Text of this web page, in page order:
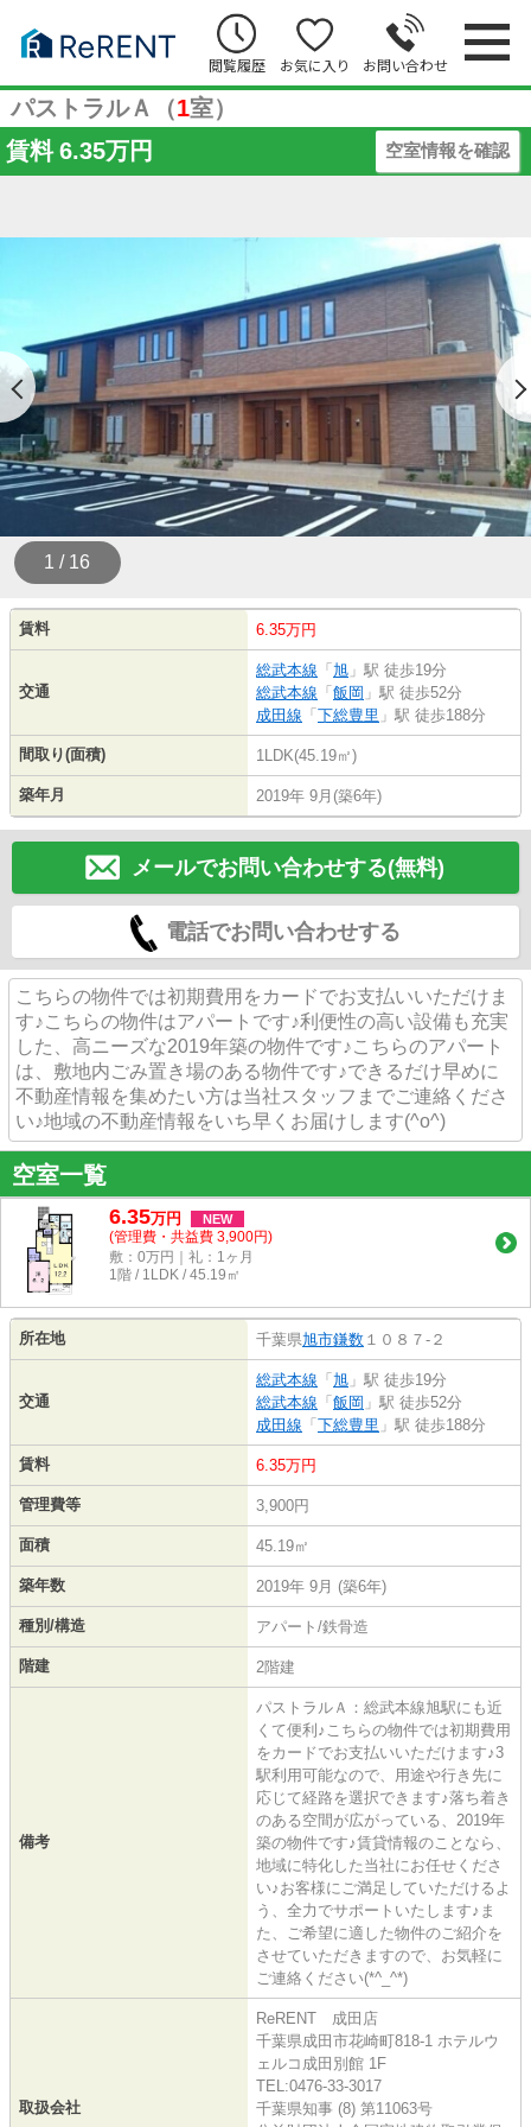
閲覧履歴 お気に入り お問い合わせ
パストラルＡ（1室）
賃料 6.35万円 空室情報を確認
1 / 16
賃料 6.35万円
交通
総武本線 「旭 」駅 徒歩19分
総武本線 「飯岡 」駅 徒歩52分
成田線 「下総豊里 」駅 徒歩188分
間取り(面積) 1LDK(45.19㎡)
築年月 2019年 9月(築6年)
メールでお問い合わせする(無料)
電話でお問い合わせする
こちらの物件では初期費用をカードでお支払いいただけま
す♪こちらの物件はアパートです♪利便性の高い設備も充実
した、高ニーズな2019年築の物件です♪こちらのアパート
は、敷地内ごみ置き場のある物件です♪できるだけ早めに
不動産情報を集めたい方は当社スタッフまでご連絡くださ
い♪地域の不動産情報をいち早くお届けします(^o^)
空室一覧
6.35万円 NEW
(管理費・共益費 3,900円)
敷：0万円｜礼：1ヶ月
1階 / 1LDK / 45.19㎡
所在地 千葉県旭市鎌数 １０８７-２
交通
総武本線 「旭 」駅 徒歩19分
総武本線 「飯岡 」駅 徒歩52分
成田線 「下総豊里 」駅 徒歩188分
賃料 6.35万円
管理費等 3,900円
面積 45.19㎡
築年数 2019年 9月 (築6年)
種別/構造 アパート/鉄骨造
階建 2階建
備考
パストラルＡ：総武本線旭駅にも近
くて便利♪こちらの物件では初期費用
をカードでお支払いいただけます♪3
駅利用可能なので、用途や行き先に
応じて経路を選択できます♪落ち着き
のある空間が広がっている、2019年
築の物件です♪賃貸情報のことなら、
地域に特化した当社にお任せくださ
い♪お客様にご満足していただけるよ
う、全力でサポートいたします♪ま
た、ご希望に適した物件のご紹介を
させていただきますので、お気軽に
ご連絡ください(*^_^*)
取扱会社
ReRENT 成田店
千葉県成田市花崎町818-1 ホテルウ
ェルコ成田別館 1F
TEL:0476-33-3017
千葉県知事 (8) 第11063号